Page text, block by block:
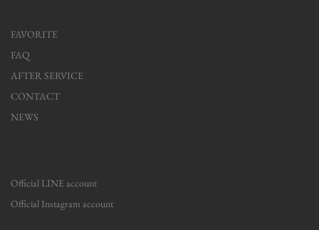
FAVORITE
FAQ
AFTER SERVICE
CONTACT
NEWS
Official LINE account
Official Instagram account